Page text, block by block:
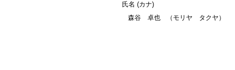
氏名 (カナ)
森谷 卓也
（モリヤ タクヤ）